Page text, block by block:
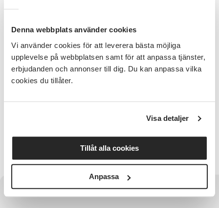
Denna webbplats använder cookies
Vi använder cookies för att leverera bästa möjliga
upplevelse på webbplatsen samt för att anpassa tjänster,
erbjudanden och annonser till dig. Du kan anpassa vilka
cookies du tillåter.
Visa detaljer
Tillåt alla cookies
Anpassa
Våfflor och avslutning.
Du behöver inte själv ha bin idag – även du som är
nyfiken och vill lära dig mer är varmt välkommen.
Anmälan:
Det är drop-in. Du får gärna anmäla dig, men det är
Föreläsningen är gratis och öppen för alla. I
samarbete med Lilla Edetbygdens Biodlarförening
Har du några frågor?